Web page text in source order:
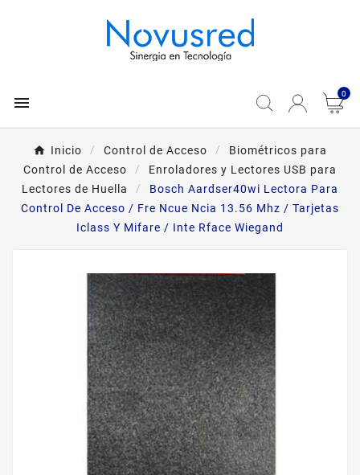
 0
Inicio Control de Acceso
Biométricos para
Control de Acceso
Enroladores y Lectores USB para
Lectores de Huella
Bosch Aardser40wi Lectora Para
Control De Acceso / Fre Ncue Ncia 13.56 Mhz / Tarjetas
Iclass Y Mifare / Inte Rface Wiegand